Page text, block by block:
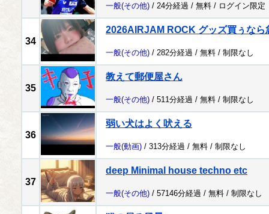
一般(その他) / 24分経過 / 無料 / ログイン限定
34
2026AIRJAM ROCK グッズ買ぅなら
一般(その他) / 282分経過 / 無料 / 制限なし
35
教えて郵便屋さん
一般(その他) / 511分経過 / 無料 / 制限なし
36
弱い犬はよく吠える
一般(動画) / 313分経過 / 無料 / 制限なし
37
deep Minimal house techno etc
一般(その他) / 57146分経過 / 無料 / 制限なし